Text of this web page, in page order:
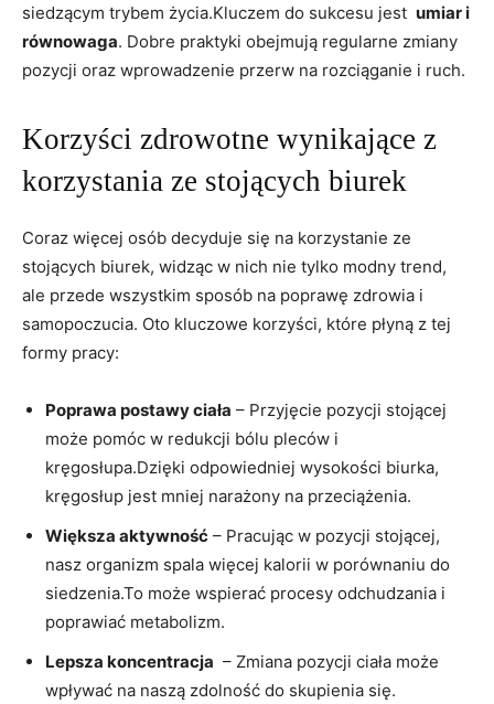
siedzącym ​trybem życia.Kluczem do sukcesu ‍jest ‍ umiar i
równowaga. Dobre praktyki obejmują regularne⁤ zmiany⁢
pozycji oraz wprowadzenie przerw ⁢na rozciąganie i ruch.
Korzyści zdrowotne wynikające z
korzystania ze⁣ stojących biurek
Coraz​ więcej ‌osób decyduje się ⁤na korzystanie ze
stojących biurek, ​widząc w nich nie tylko modny trend,
ale przede wszystkim ​sposób ‍na poprawę zdrowia i
samopoczucia. Oto kluczowe korzyści,‍ które ‌płyną z tej
formy⁢ pracy:
Poprawa postawy ciała – Przyjęcie pozycji ⁤stojącej
może pomóc w redukcji ⁢bólu pleców i
kręgosłupa.Dzięki odpowiedniej ‌wysokości biurka,
kręgosłup ⁤jest mniej narażony na przeciążenia.
Większa aktywność ⁣– Pracując w pozycji stojącej,
nasz organizm spala więcej kalorii ⁤w ‍porównaniu do
siedzenia.To może⁤ wspierać procesy odchudzania i
poprawiać metabolizm.
Lepsza koncentracja ​ – Zmiana pozycji ciała może
wpływać na naszą zdolność do​ skupienia się.